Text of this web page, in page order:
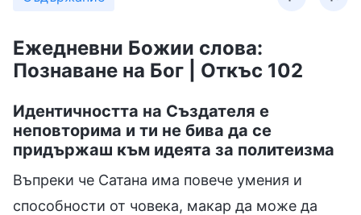
Ежедневни Божии слова:
Познаване на Бог | Откъс 102
Идентичността на Създателя е
неповторима и ти не бива да се
придържаш към идеята за политеизма
Въпреки че Сатана има повече умения и
способности от човека, макар да може да